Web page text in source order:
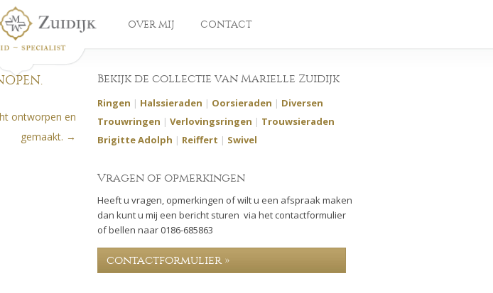
OVER MIJ CONTACT
ontworpen en
gemaakt. →
Bekijk de collectie van Marielle Zuidijk
Ringen | Halssieraden | Oorsieraden | Diversen
Trouwringen | Verlovingsringen | Trouwsieraden
Brigitte Adolph | Reiffert | Swivel
Vragen of opmerkingen
Heeft u vragen, opmerkingen of wilt u een afspraak maken
dan kunt u mij een bericht sturen via het contactformulier
of bellen naar 0186-685863
contactformulier »